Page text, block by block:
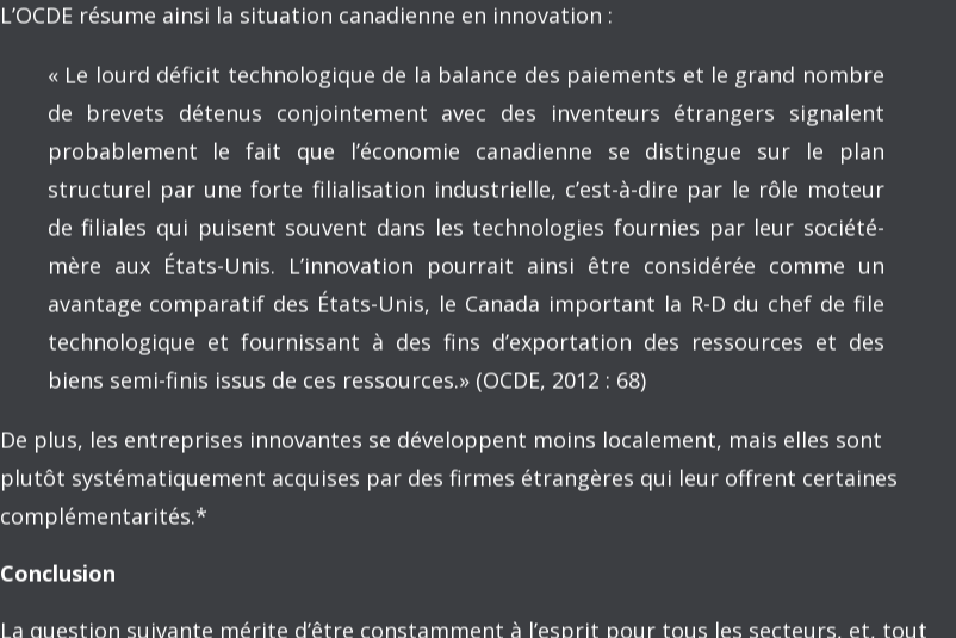
of Maryland, a appelé cela une occasion manquée “pour répondre à ce point
précis de manière plus explicite ». Je suis d’accord. » (Bowen, 2012 : 9)
La division du travail dans le milieu académique n’est pas ici à l’agenda, s’identifiant en
effet à un sujet tabou.
L’application à mon univers
Comment la division internationale du travail dans le développement et la transmission
des connaissances doit-elle s’incarner dans un département d’économique comme le
mien, qui n’est pas classifié parmi les cent premiers au niveau mondial ? Quelles
pondérations devrait-on accorder aux différentes activités, ou produits, du corps
professoral lors des embauches et des promotions ?
Les tâches d’un universitaire sont multiples et se situent à différents niveaux. Le prestige
rattaché à une publication académique varie énormément, en relation avec les